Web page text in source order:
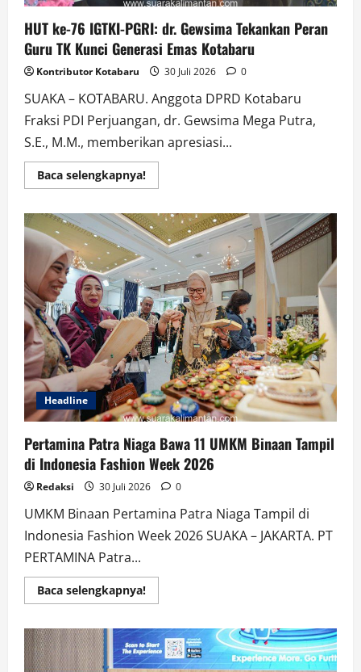
HUT ke-76 IGTKI-PGRI: dr. Gewsima Tekankan Peran
Guru TK Kunci Generasi Emas Kotabaru
Kontributor Kotabaru 30 Juli 2026 0
SUAKA – KOTABARU. Anggota DPRD Kotabaru
Fraksi PDI Perjuangan, dr. Gewsima Mega Putra,
S.E., M.M., memberikan apresiasi...
Baca selengkapnya!Read
more
ke-
76
IGTKI-
PGRI:
dr.
Gewsima
Tekankan
Peran
Guru
TK
Kunci
Generasi
Emas
Kotabaru
Headline
Pertamina Patra Niaga Bawa 11 UMKM Binaan Tampil
di Indonesia Fashion Week 2026
Redaksi 30 Juli 2026 0
UMKM Binaan Pertamina Patra Niaga Tampil di
Indonesia Fashion Week 2026 SUAKA – JAKARTA. PT
PERTAMINA Patra...
Baca selengkapnya!Read
more
Patra
Niaga
Bawa
11